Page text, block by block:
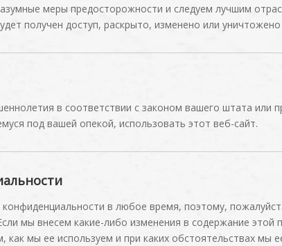
меры предосторожности и следуем лучшим
получен доступ, раскрыто, изменено или
в соответствии с законом вашего штата или
под вашей опекой, использовать этот веб-сайт.
в любое время, поэтому,
мы внесем какие-либо изменения в содержание
мы ее используем и при каких обстоятельствах мы